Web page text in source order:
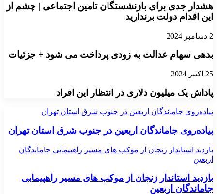
هشدار جدی برای بازنشستگان تامین اجتماعی | چشم از
این اقدام دولت برندارید
2 دسامبر 2024
بدهی سهام عدالت به زودی پرداخت می شود + جزئیات
25 اکتبر 2024
پاداش یک میلیون دلاری در انتظار این افراد
پیاده‌روی جاماندگان اربعین در جنوب شرق استان تهران
پیاده‌روی جاماندگان اربعین در جنوب شرق استان تهران
بازدید استاندار زنجان از موکب های مسیر راهپیمایی جاماندگان
اربعین
بازدید استاندار زنجان از موکب های مسیر راهپیمایی
جاماندگان اربعین